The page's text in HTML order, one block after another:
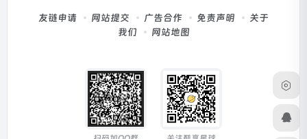
友链申请 网站提交 广告合作 免责声明
关于
我们
网站地图